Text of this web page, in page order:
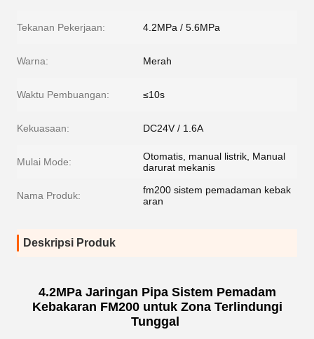
Tekanan Pekerjaan: 4.2MPa / 5.6MPa
Warna: Merah
Waktu Pembuangan: ≤10s
Kekuasaan: DC24V / 1.6A
Mulai Mode:
Otomatis, manual listrik, Manual
darurat mekanis
Nama Produk:
fm200 sistem pemadaman kebak
aran
Deskripsi Produk
4.2MPa Jaringan Pipa Sistem Pemadam
Kebakaran FM200 untuk Zona Terlindungi
Tunggal